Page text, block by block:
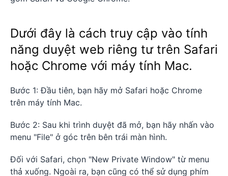
Dưới đây là cách truy cập vào tính
năng duyệt web riêng tư trên Safari
hoặc Chrome với máy tính Mac.
Bước 1: Đầu tiên, bạn hãy mở Safari hoặc Chrome
trên máy tính Mac.
Bước 2: Sau khi trình duyệt đã mở, bạn hãy nhấn vào
menu "File" ở góc trên bên trái màn hình.
Đối với Safari, chọn "New Private Window" từ menu
thả xuống. Ngoài ra, bạn cũng có thể sử dụng phím